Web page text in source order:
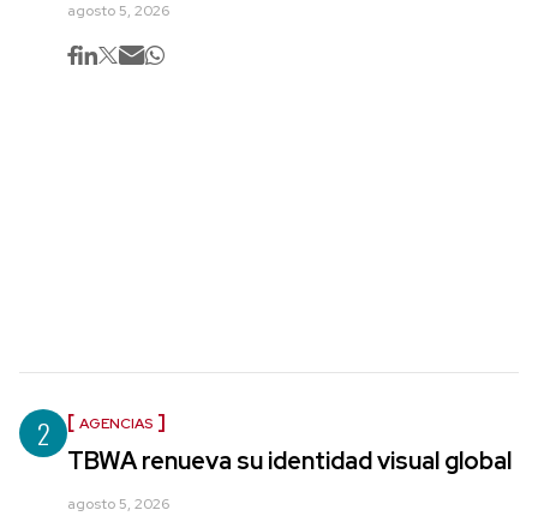
agosto 5, 2026
2 AGENCIAS
TBWA renueva su identidad visual global
agosto 5, 2026